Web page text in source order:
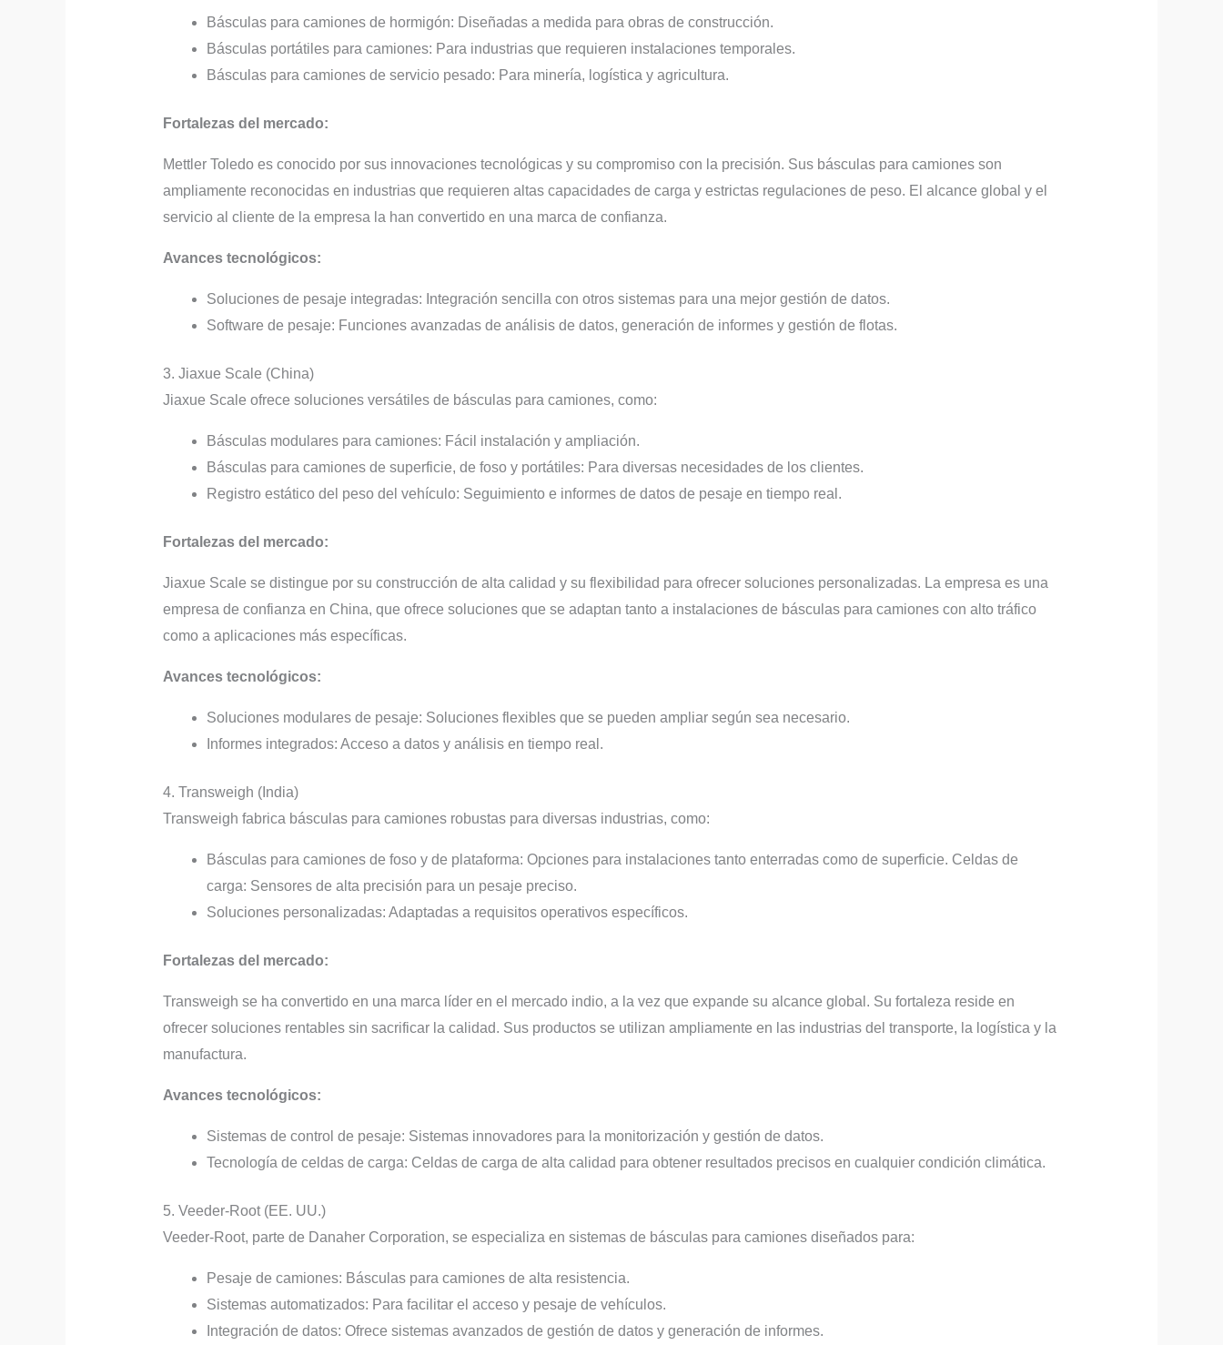
Básculas para camiones de hormigón: Diseñadas a medida para obras de construcción.
Básculas portátiles para camiones: Para industrias que requieren instalaciones temporales.
Básculas para camiones de servicio pesado: Para minería, logística y agricultura.
Fortalezas del mercado:
Mettler Toledo es conocido por sus innovaciones tecnológicas y su compromiso con la precisión. Sus básculas para camiones son
ampliamente reconocidas en industrias que requieren altas capacidades de carga y estrictas regulaciones de peso. El alcance global y el
servicio al cliente de la empresa la han convertido en una marca de confianza.
Avances tecnológicos:
Soluciones de pesaje integradas: Integración sencilla con otros sistemas para una mejor gestión de datos.
Software de pesaje: Funciones avanzadas de análisis de datos, generación de informes y gestión de flotas.
3. Jiaxue Scale (China)
Jiaxue Scale ofrece soluciones versátiles de básculas para camiones, como:
Básculas modulares para camiones: Fácil instalación y ampliación.
Básculas para camiones de superficie, de foso y portátiles: Para diversas necesidades de los clientes.
Registro estático del peso del vehículo: Seguimiento e informes de datos de pesaje en tiempo real.
Fortalezas del mercado:
Jiaxue Scale se distingue por su construcción de alta calidad y su flexibilidad para ofrecer soluciones personalizadas. La empresa es una
empresa de confianza en China, que ofrece soluciones que se adaptan tanto a instalaciones de básculas para camiones con alto tráfico
como a aplicaciones más específicas.
Avances tecnológicos:
Soluciones modulares de pesaje: Soluciones flexibles que se pueden ampliar según sea necesario.
Informes integrados: Acceso a datos y análisis en tiempo real.
4. Transweigh (India)
Transweigh fabrica básculas para camiones robustas para diversas industrias, como:
Básculas para camiones de foso y de plataforma: Opciones para instalaciones tanto enterradas como de superficie. Celdas de
carga: Sensores de alta precisión para un pesaje preciso.
Soluciones personalizadas: Adaptadas a requisitos operativos específicos.
Fortalezas del mercado:
Transweigh se ha convertido en una marca líder en el mercado indio, a la vez que expande su alcance global. Su fortaleza reside en
ofrecer soluciones rentables sin sacrificar la calidad. Sus productos se utilizan ampliamente en las industrias del transporte, la logística y la
manufactura.
Avances tecnológicos:
Sistemas de control de pesaje: Sistemas innovadores para la monitorización y gestión de datos.
Tecnología de celdas de carga: Celdas de carga de alta calidad para obtener resultados precisos en cualquier condición climática.
5. Veeder-Root (EE. UU.)
Veeder-Root, parte de Danaher Corporation, se especializa en sistemas de básculas para camiones diseñados para:
Pesaje de camiones: Básculas para camiones de alta resistencia.
Sistemas automatizados: Para facilitar el acceso y pesaje de vehículos.
Integración de datos: Ofrece sistemas avanzados de gestión de datos y generación de informes.